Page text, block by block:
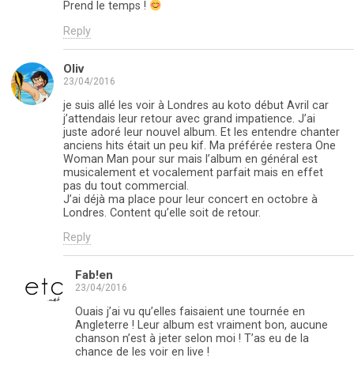
Prend le temps !
Reply
Oliv
23/04/2016
je suis allé les voir à Londres au koto début Avril car
j’attendais leur retour avec grand impatience. J’ai
juste adoré leur nouvel album. Et les entendre chanter
anciens hits était un peu kif. Ma préférée restera One
Woman Man pour sur mais l’album en général est
musicalement et vocalement parfait mais en effet
pas du tout commercial.
J’ai déjà ma place pour leur concert en octobre à
Londres. Content qu’elle soit de retour.
Reply
Fab!en
23/04/2016
Ouais j’ai vu qu’elles faisaient une tournée en
Angleterre ! Leur album est vraiment bon, aucune
chanson n’est à jeter selon moi ! T’as eu de la
chance de les voir en live !